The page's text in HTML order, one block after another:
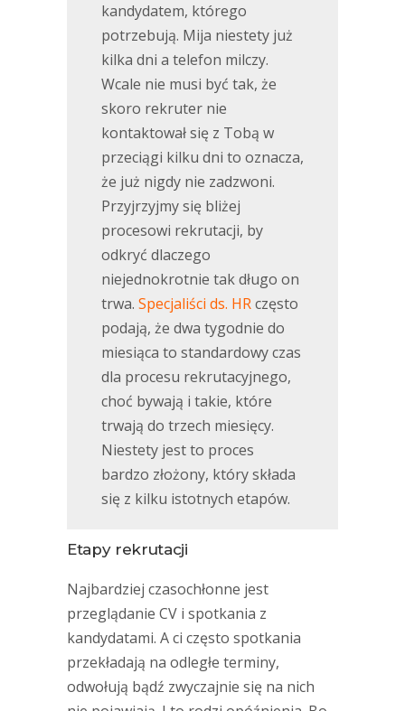
kandydatem, którego
potrzebują. Mija niestety już
kilka dni a telefon milczy.
Wcale nie musi być tak, że
skoro rekruter nie
kontaktował się z Tobą w
przeciągi kilku dni to oznacza,
że już nigdy nie zadzwoni.
Przyjrzyjmy się bliżej
procesowi rekrutacji, by
odkryć dlaczego
niejednokrotnie tak długo on
trwa. Specjaliści ds. HRczęsto
podają, że dwa tygodnie do
miesiąca to standardowy czas
dla procesu rekrutacyjnego,
choć bywają i takie, które
trwają do trzech miesięcy.
Niestety jest to proces
bardzo złożony, który składa
się z kilku istotnych etapów.
Etapy rekrutacji
Najbardziej czasochłonne jest
przeglądanie CV i spotkania z
kandydatami. A ci często spotkania
przekładają na odległe terminy,
odwołują bądź zwyczajnie się na nich